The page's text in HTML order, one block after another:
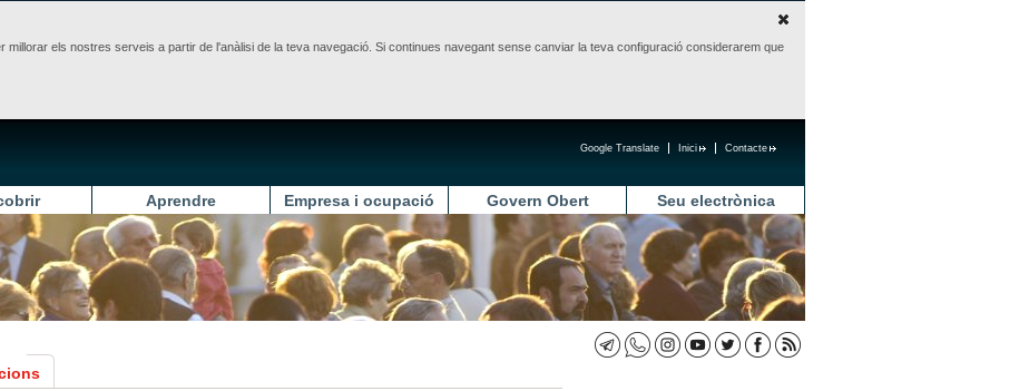
millorar els nostres serveis a partir de l'anàlisi de la teva navegació. Si continues navegant sense canviar la teva configuració considerarem que
Contacte
Inici
Google Translate
Aprendre Empresa i ocupació Govern Obert Seu electrònica